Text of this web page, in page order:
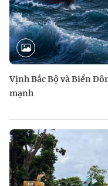
Vịnh Bắc Bộ và Biển
mạnh